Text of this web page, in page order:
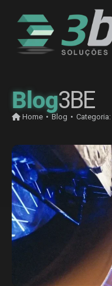
Blog3BE
Home • Blog • Categoria: